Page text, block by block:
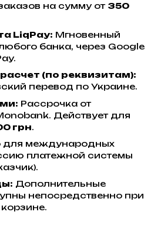
на сумму от 350
LiqPay: Мгновенный
банка, через Google
(по реквизитам):
перевод по Украине.
Рассрочка от
Действует для
грн.
для международных
платежной системы
Дополнительные
непосредственно при